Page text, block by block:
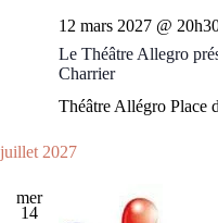
Le Théâtre Allegro
Charrier
12 mars 2027 @
Théâtre Allégro Place
juillet 2027
mer
14